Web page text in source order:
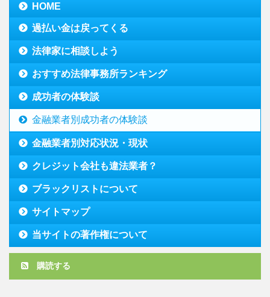
HOME
過払い金は戻ってくる
法律家に相談しよう
おすすめ法律事務所ランキング
成功者の体験談
金融業者別成功者の体験談
金融業者別対応状況・現状
クレジット会社も違法業者？
ブラックリストについて
サイトマップ
当サイトの著作権について
購読する